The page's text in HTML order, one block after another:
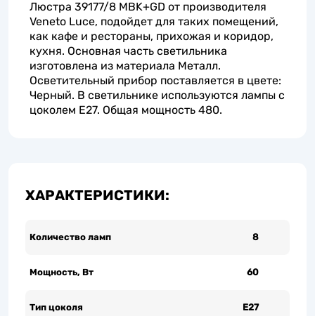
Люстра 39177/8 MBK+GD от производителя
Veneto Luce, подойдет для таких помещений,
как кафе и рестораны, прихожая и коридор,
кухня. Основная часть светильника
изготовлена из материала Металл.
Осветительный прибор поставляется в цвете:
Черный. В светильнике используются лампы с
цоколем E27. Общая мощность 480.
ХАРАКТЕРИСТИКИ:
Количество ламп 8
Мощность, Вт 60
Тип цоколя Е27